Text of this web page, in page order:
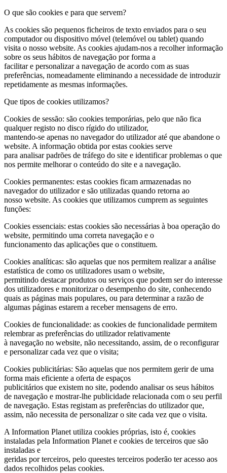
O que são cookies e para que servem?
As cookies são pequenos ficheiros de texto enviados para o seu
computador ou dispositivo móvel (telemóvel ou tablet) quando
visita o nosso website. As cookies ajudam-nos a recolher informação
sobre os seus hábitos de navegação por forma a
facilitar e personalizar a navegação de acordo com as suas
preferências​, nomeadamente eliminando a necessidade de introduzir
repetidamente as mesmas informações.
Que tipos de cookies utilizamos?
Cookies de sessão: são cookies temporárias, pelo que não fica
qualquer registo no disco rígido do utilizador,
mantendo-se apenas no navegador do utilizador até que abandone o
website. A informação obtida por estas cookies serve
para analisar padrões de tráfego do site e identificar problemas o que
nos permite melhorar o conteúdo do site e a navegação.
Cookies permanentes: estas cookies ficam armazenadas no
navegador do utilizador e são utilizadas quando retorna ao
nosso website. As cookies que utilizamos cumprem as seguintes
funções:
Cookies essenciais: estas cookies são necessárias à boa operação do
website, permitindo uma correta navegação e o
funcionamento das aplicações que o constituem.
Cookies analíticas: são aquelas que nos permitem realizar a análise
estatística de como os utilizadores usam o website,
permitindo destacar produtos ou serviços que podem ser do interesse
dos utilizadores e monitorizar o desempenho do site, conhecendo
quais as páginas mais populares, ou para determinar a razão de
algumas páginas estarem a receber mensagens de erro.
Cookies de funcionalidade: as cookies de funcionalidade permitem
relembrar as preferências do utilizador relativamente
à navegação no website, não necessitando, assim, de o reconfigurar
e personalizar cada vez que o visita;
Cookies publicitárias: São aquelas que nos permitem gerir de uma
forma mais eficiente a oferta de espaços
publicitários que existem no site, podendo analisar os seus hábitos
de navegação e mostrar-lhe publicidade relacionada com o seu perfil
de navegação. Estas registam as preferências do utilizador que,
assim, não necessita de personalizar o site cada vez que o visita.
A Information Planet utiliza cookies próprias, isto é, cookies
instaladas pela Information Planet e cookies de terceiros que são
instaladas e
geridas por terceiros, pelo queestes terceiros poderão ter acesso aos
dados recolhidos pelas cookies.